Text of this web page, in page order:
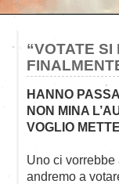
“VOTATE
HANNO
NON MINA
VOGLIO
Uno ci
andremo a